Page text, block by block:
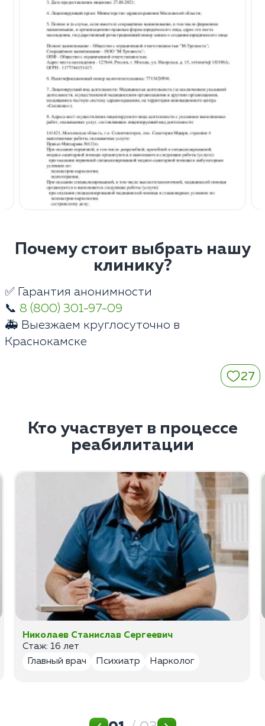
Почему стоит выбрать нашу
клинику?
✅ Гарантия анонимности
📞 8 (800) 301-97-09
🚑 Выезжаем круглосуточно в
Краснокамске
27
Кто участвует в процессе
реабилитации
Николаев Станислав Сергеевич
Стаж: 16 лет
Главный врач
Психиатр Нарколог